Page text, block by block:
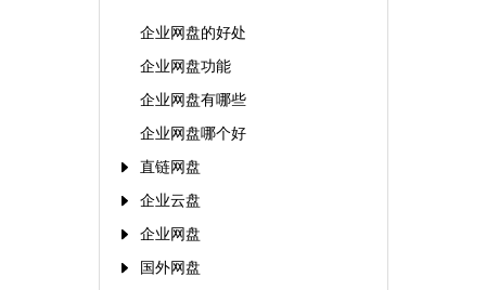
企业网盘的好处
企业网盘功能
企业网盘有哪些
企业网盘哪个好
直链网盘
企业云盘
企业网盘
国外网盘